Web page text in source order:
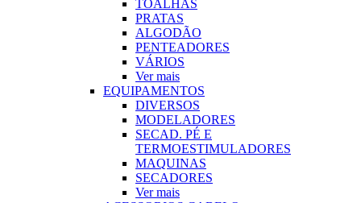
TOALHAS
PRATAS
ALGODÃO
PENTEADORES
VÁRIOS
Ver mais
EQUIPAMENTOS
DIVERSOS
MODELADORES
SECAD. PÉ E
TERMOESTIMULADORES
MAQUINAS
SECADORES
Ver mais